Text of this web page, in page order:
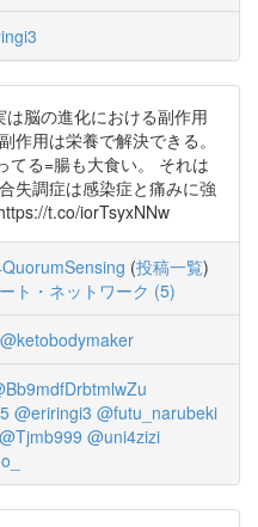
脳の進化における副作用
作用は栄養で解決できる。
てる=腸も大食い。 それは
失調症は感染症と痛みに強
t.co/iorTsyxNNw
(投稿一覧)
ト・ネットワーク (5)
@ketobodymaker
@eriringi3 @futu_narubeki
@Tjmb999 @uni4zizi